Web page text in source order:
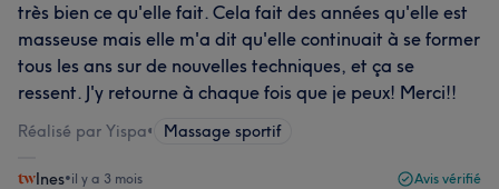
très bien ce qu'elle fait. Cela fait des années qu'elle est
masseuse mais elle m'a dit qu'elle continuait à se former
tous les ans sur de nouvelles techniques, et ça se
ressent. J'y retourne à chaque fois que je peux! Merci!!
Réalisé par Yispa• Massage sportif
Ines•il y a 3 mois Avis vérifié